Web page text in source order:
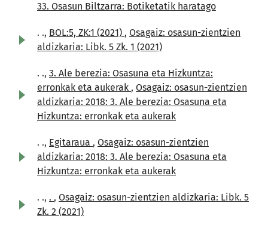
33. Osasun Biltzarra: Botiketatik haratago
. ., BOL:5, ZK:1 (2021) , Osagaiz: osasun-zientzien
aldizkaria: Libk. 5 Zk. 1 (2021)
. ., 3. Ale berezia: Osasuna eta Hizkuntza:
erronkak eta aukerak , Osagaiz: osasun-zientzien
aldizkaria: 2018: 3. Ale berezia: Osasuna eta
Hizkuntza: erronkak eta aukerak
. ., Egitaraua , Osagaiz: osasun-zientzien
aldizkaria: 2018: 3. Ale berezia: Osasuna eta
Hizkuntza: erronkak eta aukerak
. ., . , Osagaiz: osasun-zientzien aldizkaria: Libk. 5
Zk. 2 (2021)